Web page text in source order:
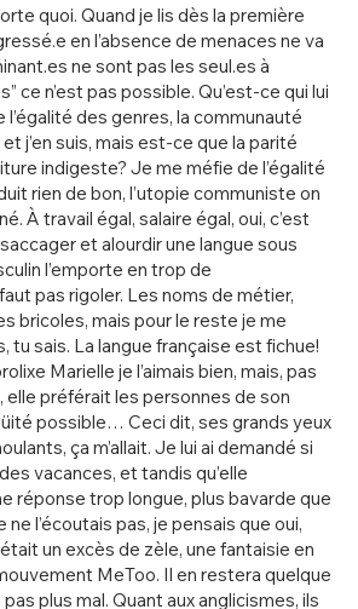
quoi. Quand je lis dès la première
en l’absence de menaces ne va
ne sont pas les seul.es à
ce n’est pas possible. Qu’est-ce qui lui
l’égalité des genres, la communauté
j’en suis, mais est-ce que la parité
indigeste? Je me méfie de l’égalité
rien de bon, l’utopie communiste on
À travail égal, salaire égal, oui, c’est
et alourdir une langue sous
l’emporte en trop de
pas rigoler. Les noms de métier,
bricoles, mais pour le reste je me
tu sais. La langue française est fichue!
Marielle je l’aimais bien, mais, pas
elle préférait les personnes de son
possible… Ceci dit, ses grands yeux
ça m’allait. Je lui ai demandé si
vacances, et tandis qu’elle
réponse trop longue, plus bavarde que
ne l’écoutais pas, je pensais que oui,
un excès de zèle, une fantaisie en
MeToo. Il en restera quelque
plus mal. Quant aux anglicismes, ils